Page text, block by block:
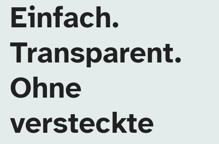
Einfach.
Transparent.
Ohne
versteckte